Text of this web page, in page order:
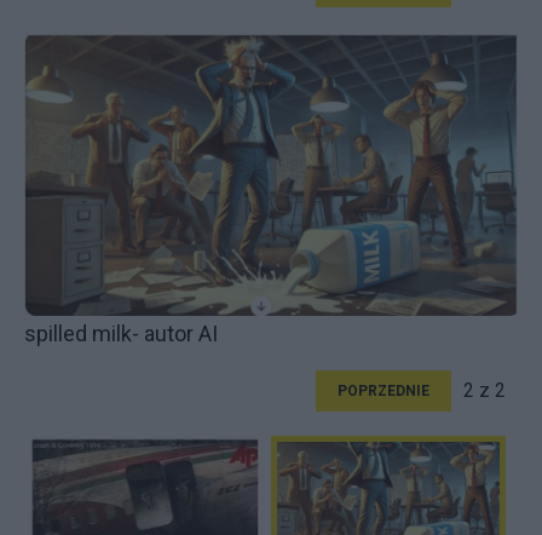
spilled milk- autor AI
POPRZEDNIE 2 z 2